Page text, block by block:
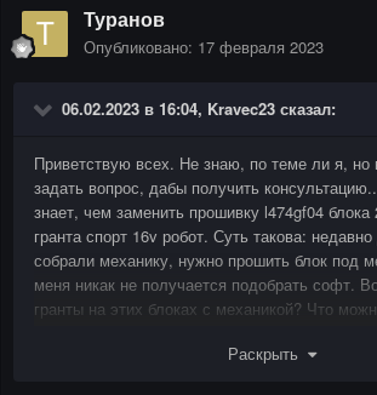
Туранов
Опубликовано: 17 февраля 2023
06.02.2023 в 16:04, Kravec23 сказал:
Приветствую всех. Не знаю, по теме ли я, но
задать вопрос, дабы получить
знает, чем заменить прошивку l474gf04 блока
гранта спорт 16v робот. Суть такова:
собрали механику, нужно прошить блок под
меня никак не получается подобрать софт.
гранты на этих блоках с механикой? Что
Раскрыть